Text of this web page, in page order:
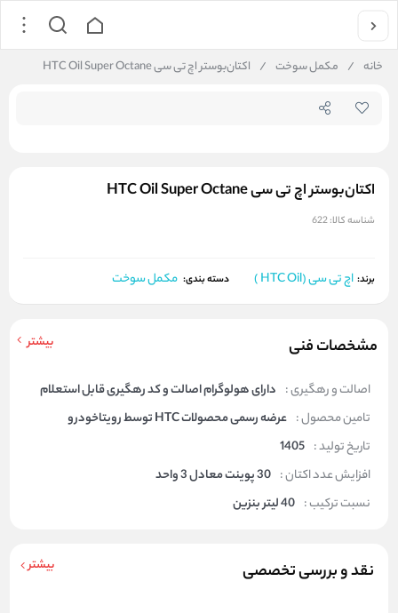
خانه / مکمل سوخت / اکتان‌بوستر اچ تی سی HTC Oil Super Octane
اکتان‌بوستر اچ تی سی HTC Oil Super Octane
شناسه کالا:622
برند: اچ تی سی (HTC Oil ) دسته بندی: مکمل سوخت
مشخصات فنی بیشتر
اصالت و رهگیری : دارای هولوگرام اصالت و کد رهگیری قابل استعلام
تامین محصول : عرضه رسمی محصولات HTC توسط رویتاخودرو
تاریخ تولید : 1405
افزایش عدد اکتان : 30 پوینت معادل 3 واحد
نسبت ترکیب : 40 لیتر بنزین
نقد و بررسی تخصصی بیشتر